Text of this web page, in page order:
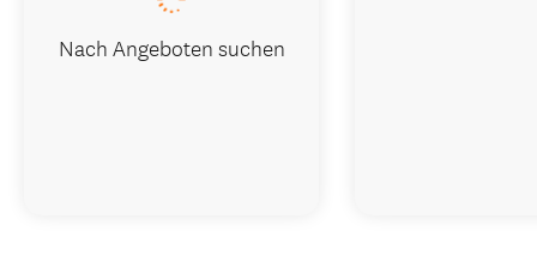
Nach Angeboten suchen